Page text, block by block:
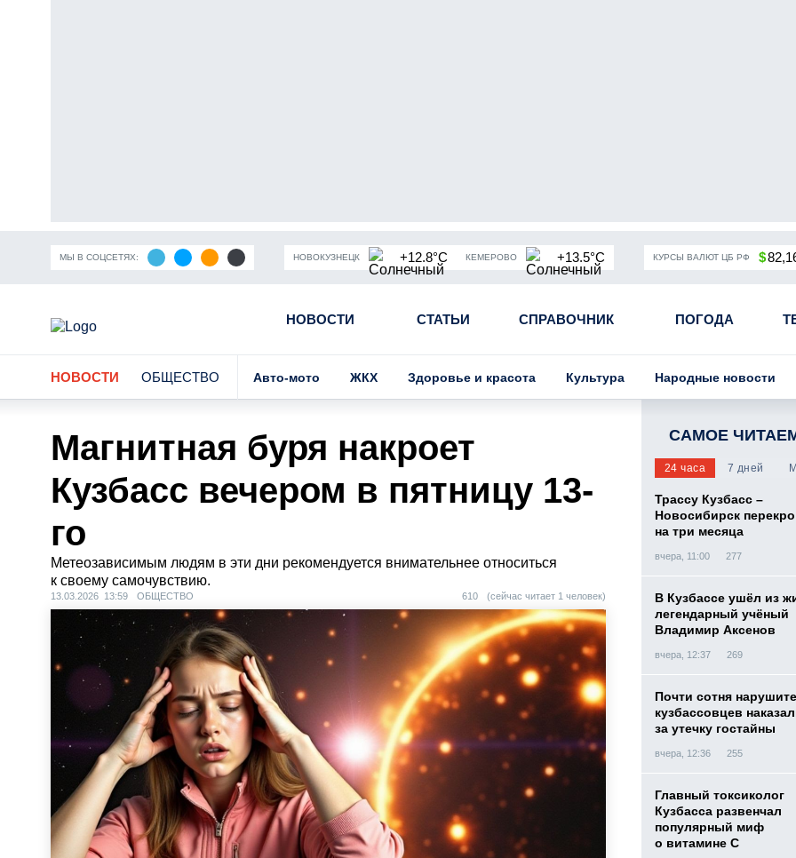
МЫ В СОЦСЕТЯХ: НОВОКУЗНЕЦК +12.8°C КЕМЕРОВО +13.5°C КУРСЫ ВАЛЮТ ЦБ РФ $
НОВОСТИ СТАТЬИ СПРАВОЧНИК ПОГОДА
Кузбасса Пандемия коронавирусной инфекции Частичная мобилизация в России Угольная промышленность
НОВОСТИ ОБЩЕСТВО Авто-мото ЖКХ Здоровье и красота Культура Народные новости
Магнитная буря накроет
Кузбасс вечером в пятницу 13-
го
Метеозависимым людям в эти дни рекомендуется внимательнее относиться
к своему самочувствию.
13.03.2026 13:59 ОБЩЕСТВО 610 (сейчас читает 1 человек)
САМОЕ
24 часа 7 дней
Трассу Кузбасс –
Новосибирск
на три месяца
вчера, 11:00 277
В Кузбассе ушёл из
легендарный учёный
Владимир Аксенов
вчера, 12:37 269
Почти сотня
кузбассовцев
за утечку гостайны
вчера, 12:36 255
Главный токсиколог
Кузбасса развенчал
популярный миф
о витамине С